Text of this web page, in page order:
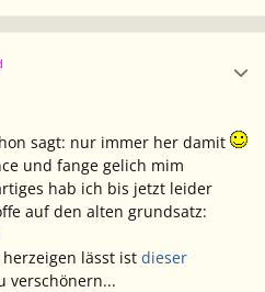
sagt: nur immer her damit
und fange gelich mim
hab ich bis jetzt leider
auf den alten grundsatz:
lässt ist dieser
verschönern...